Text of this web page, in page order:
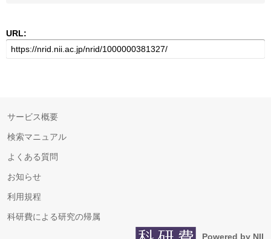
URL:
サービス概要
検索マニュアル
よくある質問
お知らせ
利用規程
科研費による研究の帰属
Powered by NII